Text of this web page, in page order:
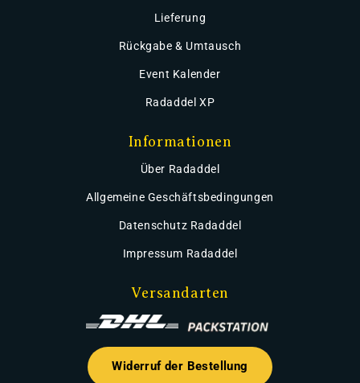
Lieferung
Rückgabe & Umtausch
Event Kalender
Radaddel XP
Informationen
Über Radaddel
Allgemeine Geschäftsbedingungen
Datenschutz Radaddel
Impressum Radaddel
Versandarten
Widerruf der Bestellung